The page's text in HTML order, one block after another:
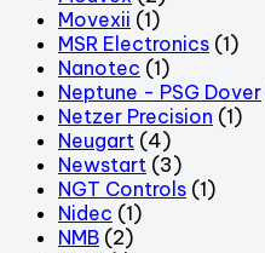
Movexii (1)
MSR Electronics (1)
Nanotec (1)
Neptune - PSG Dover
Netzer Precision (1)
Neugart (4)
Newstart (3)
NGT Controls (1)
Nidec (1)
NMB (2)